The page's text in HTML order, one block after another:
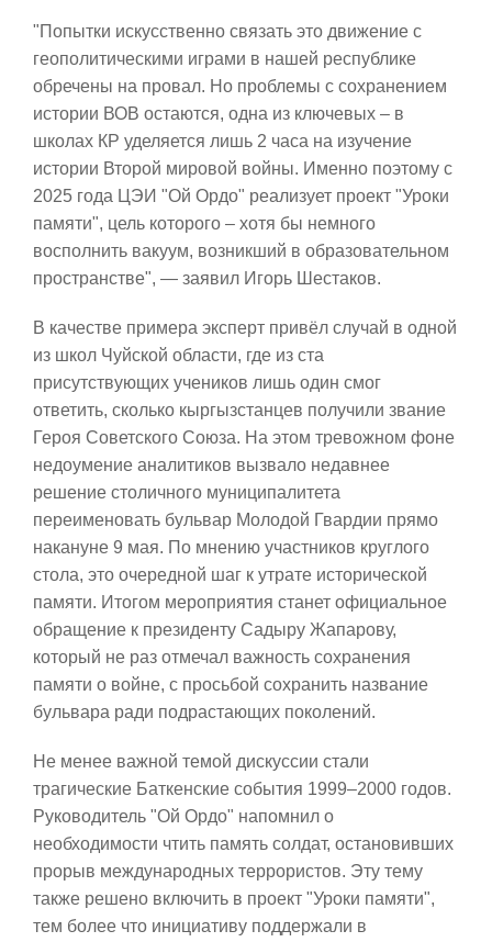
"Попытки искусственно связать это движение с
геополитическими играми в нашей республике
обречены на провал. Но проблемы с сохранением
истории ВОВ остаются, одна из ключевых – в
школах КР уделяется лишь 2 часа на изучение
истории Второй мировой войны. Именно поэтому с
2025 года ЦЭИ "Ой Ордо" реализует проект "Уроки
памяти", цель которого – хотя бы немного
восполнить вакуум, возникший в образовательном
пространстве", — заявил Игорь Шестаков.
В качестве примера эксперт привёл случай в одной
из школ Чуйской области, где из ста
присутствующих учеников лишь один смог
ответить, сколько кыргызстанцев получили звание
Героя Советского Союза. На этом тревожном фоне
недоумение аналитиков вызвало недавнее
решение столичного муниципалитета
переименовать бульвар Молодой Гвардии прямо
накануне 9 мая. По мнению участников круглого
стола, это очередной шаг к утрате исторической
памяти. Итогом мероприятия станет официальное
обращение к президенту Садыру Жапарову,
который не раз отмечал важность сохранения
памяти о войне, с просьбой сохранить название
бульвара ради подрастающих поколений.
Не менее важной темой дискуссии стали
трагические Баткенские события 1999–2000 годов.
Руководитель "Ой Ордо" напомнил о
необходимости чтить память солдат, остановивших
прорыв международных террористов. Эту тему
также решено включить в проект "Уроки памяти",
тем более что инициативу поддержали в